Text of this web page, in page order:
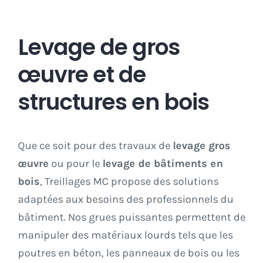
Levage de gros
œuvre et de
structures en bois
Que ce soit pour des travaux de levage gros
œuvre ou pour le levage de bâtiments en
bois, Treillages MC propose des solutions
adaptées aux besoins des professionnels du
bâtiment. Nos grues puissantes permettent de
manipuler des matériaux lourds tels que les
poutres en béton, les panneaux de bois ou les